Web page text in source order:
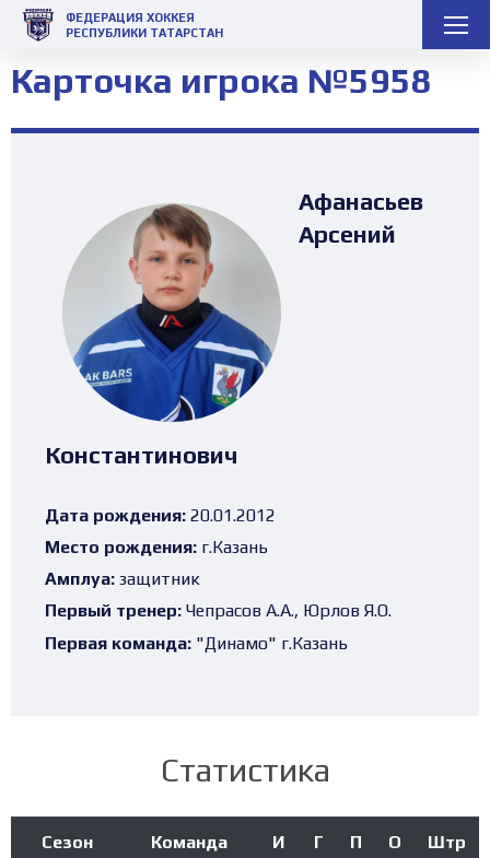
ФЕДЕРАЦИЯ ХОККЕЯ
РЕСПУБЛИКИ ТАТАРСТАН
Карточка игрока №5958
Афанасьев
Арсений
Константинович
Дата рождения: 20.01.2012
Место рождения: г.Казань
Амплуа: защитник
Первый тренер: Чепрасов А.А., Юрлов Я.О.
Первая команда: "Динамо" г.Казань
Статистика
Сезон Команда И Г П О Штр